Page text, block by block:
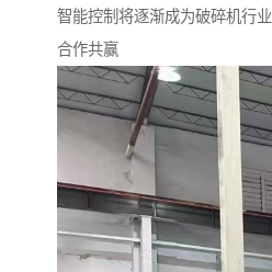
智能控制将逐渐成为破碎机行业
合作共赢